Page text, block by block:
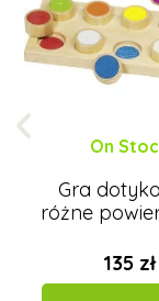
On
Gra
różne
135 zł